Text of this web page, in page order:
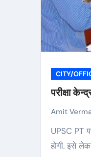
CITY/
परीक्षा
Amit
UPSC PT परीक्षा 18 जून को पटना के 78 केन्द्रों पर
होगी. इसे